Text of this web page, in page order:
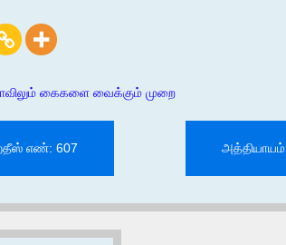
கைகளை வைக்கும் முறை
எண்: 607